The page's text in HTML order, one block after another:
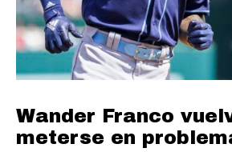
Wander Franco
meterse en